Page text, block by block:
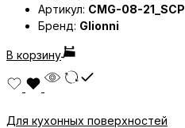
Артикул: CMG-08-21_SCP
Бренд: Glionni
В корзину
Для кухонных поверхностей